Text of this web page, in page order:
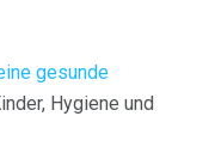
gesunde
Hygiene und